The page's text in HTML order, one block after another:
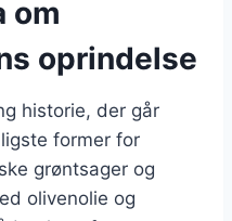
om
oprindelse
historie, der går
former for
grøntsager og
olivenolie og